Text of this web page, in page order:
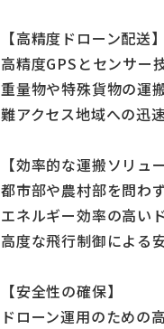
【高精度ドローン配送】
高精度GPSとセンサー
重量物や特殊貨物の運
難アクセス地域への迅
【効率的な運搬ソリュ
都市部や農村部を問わ
エネルギー効率の高い
高度な飛行制御による
【安全性の確保】
ドローン運用のための